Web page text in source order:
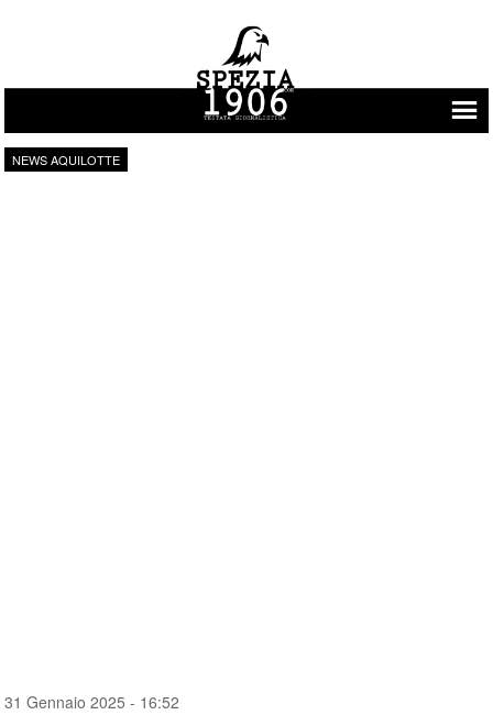
Vai al contenuto
NEWS AQUILOTTE
31 Gennaio 2025 - 16:52